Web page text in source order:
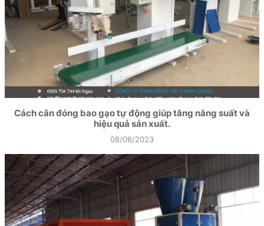
Cách cân đóng bao gạo tự động giúp tăng năng suất và
hiệu quả sản xuất.
08/06/2023